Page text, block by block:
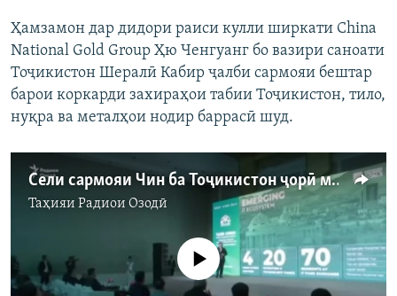
Ҳамзамон дар дидори раиси кулли ширкати China
National Gold Group Ҳю Ченгуанг бо вазири саноати
Тоҷикистон Шералӣ Кабир ҷалби сармояи бештар
барои коркарди захираҳои табии Тоҷикистон, тило,
нуқра ва металҳои нодир баррасӣ шуд.
Сели сармояи Чин ба Тоҷикистон ҷорӣ мешавад?
Таҳияи Радиои Озодӣ
Феълан кор намекунад